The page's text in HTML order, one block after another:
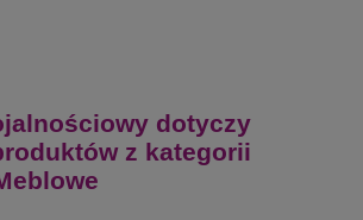
dotyczy
z kategorii